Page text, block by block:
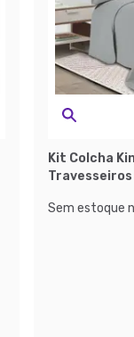
Kit Colcha
Sem estoque